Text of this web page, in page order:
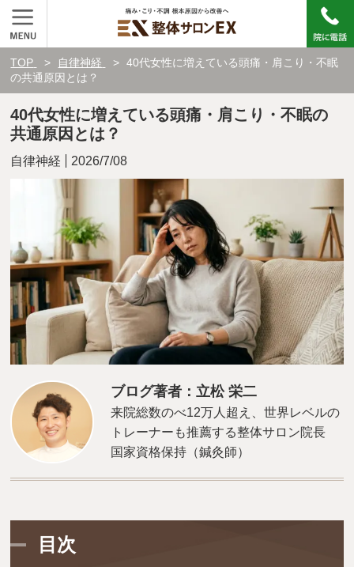
TOP 自律神経
40代女性に増えている頭痛・肩こり・不眠
の共通原因とは？
40代女性に増えている頭痛・肩こり・不眠の
共通原因とは？
自律神経 2026/7/08
ブログ著者：立松 栄二
来院総数のべ12万人超え、世界レベルの
トレーナーも推薦する整体サロン院長
国家資格保持（鍼灸師）
目次